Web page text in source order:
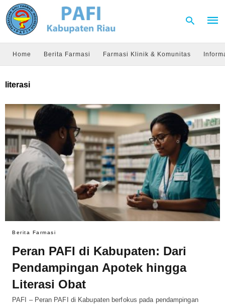
and
hit
Home Berita Farmasi Farmasi Klinik & Komunitas
literasi
Berita Farmasi
Peran PAFI di Kabupaten: Dari
Pendampingan Apotek hingga
Literasi Obat
PAFI – Peran PAFI di Kabupaten berfokus pada pendampingan